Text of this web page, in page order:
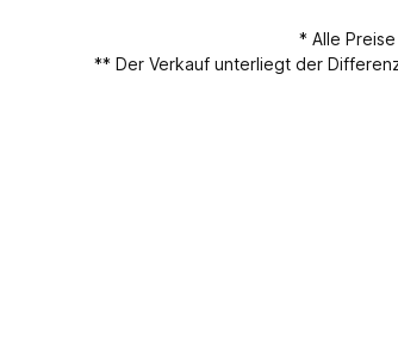
* Alle
** Der Verkauf unterliegt der